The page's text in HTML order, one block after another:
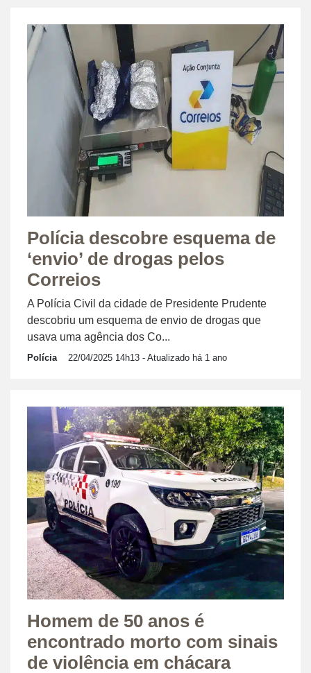
Polícia descobre esquema de
‘envio’ de drogas pelos
Correios
A Polícia Civil da cidade de Presidente Prudente
descobriu um esquema de envio de drogas que
usava uma agência dos Co...
Polícia 22/04/2025 14h13 - Atualizado há 1 ano
Homem de 50 anos é
encontrado morto com sinais
de violência em chácara